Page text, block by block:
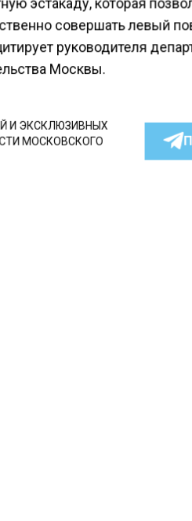
эстакаду, которая
совершать левый
руководителя
Москвы.
И ЭКСКЛЮЗИВНЫХ
МОСКОВСКОГО